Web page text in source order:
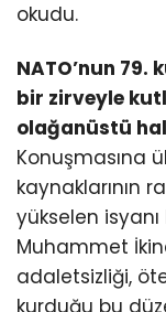
okudu.
NATO’nun 79.
bir zirveyle
olağanüstü
Konuşmasına
kaynaklarının
yükselen
Muhammet
adaletsizliği,